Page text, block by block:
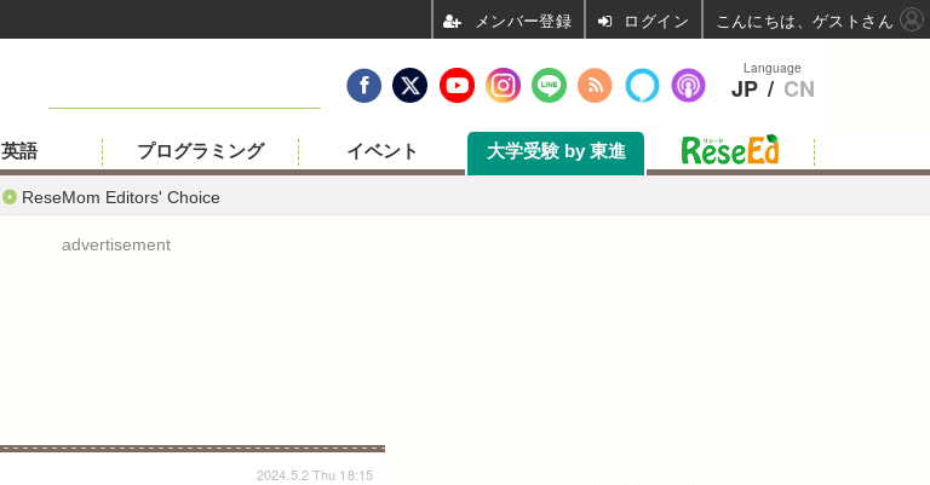
ReseMom Editors' Choice
英語 プログラミング イベント 大学受験 by 東進
advertisement
2024.5.2 Thu 18:15
Language
JP / CN
ログイン こんにちは、ゲストさん